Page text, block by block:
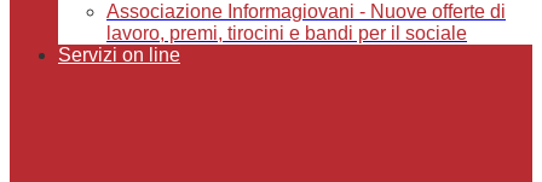
Associazione Informagiovani - Nuove offerte di
lavoro, premi, tirocini e bandi per il sociale
Servizi on line